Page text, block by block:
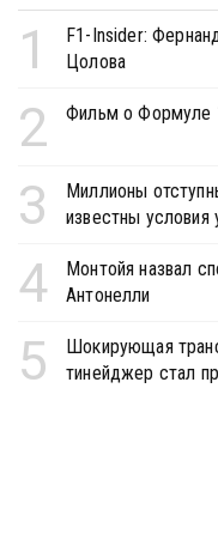
1
F1-Insider:
Цолова
2 Фильм о Формуле
3
Миллионы
известны условия
4
Монтойя назвал
Антонелли
5
Шокирующая
тинейджер стал